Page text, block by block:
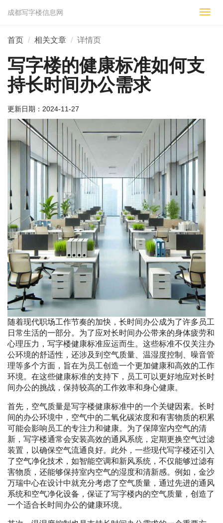
切
成都写字楼信息网
首页 相关文章 详情页
写字楼的健康标准如何支
持长时间办公需求
更新日期： 2024-11-27
随着现代职场工作节奏的加快，长时间办公成为了许多员工
日常生活的一部分。为了应对长时间办公带来的身体疲劳和
心理压力，写字楼健康标准应运而生。这些标准不仅关注办
公环境的舒适性，还涉及到空气质量、温湿度控制、噪音管
理等多个方面，旨在为员工创造一个更加健康和高效的工作
环境。在这些健康标准的支持下，员工可以更好地应对长时
间办公的挑战，保持较高的工作效率和身心健康。
首先，空气质量是写字楼健康标准中的一个关键因素。长时
间的办公环境中，空气中的二氧化碳浓度和有害物质的积累
可能会影响员工的专注力和健康。为了保障室内空气的清
新，写字楼通常会安装高效的通风系统，定期更换空气过滤
装置，以确保空气流通良好。此外，一些现代写字楼还引入
了空气净化技术，如智能空调和新风系统，不仅能够过滤有
害物质，还能够保持室内空气的湿度和清新感。例如，金沙
万瑞中心在设计中就充分考虑了空气质量，通过先进的通风
系统和空气净化设备，保证了写字楼内的空气质量，创造了
一个适合长时间办公的健康环境。